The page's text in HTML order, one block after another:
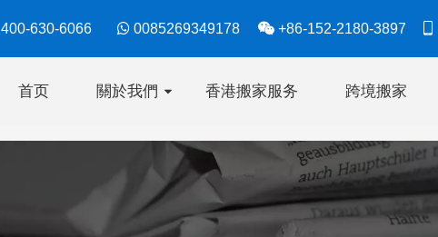
400-630-6066  0085269349178  +86-152-2180-3897 
首页 關於我們 香港搬家服务 跨境搬家